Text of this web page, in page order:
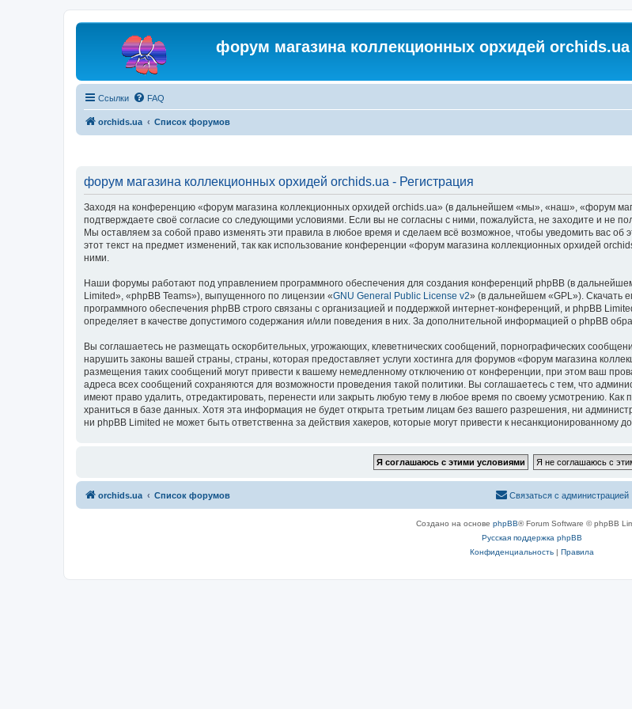
форум магазина коллекционных орхидей orchids.ua
Ссылки FAQ
orchids.ua Список форумов
форум магазина коллекционных орхидей orchids.ua - Регистрация
Заходя на конференцию «форум магазина коллекционных орхидей orchids.ua» (в дальнейшем «мы», «наш», «форум
подтверждаете своё согласие со следующими условиями. Если вы не согласны с ними, пожалуйста, не заходите и не
Мы оставляем за собой право изменять эти правила в любое время и сделаем всё возможное, чтобы уведомить вас
этот текст на предмет изменений, так как использование конференции «форум магазина коллекционных орхидей
ними.
Наши форумы работают под управлением программного обеспечения для создания конференций phpBB (в
Limited», «phpBB Teams»), выпущенного по лицензии «GNU General Public License v2» (в дальнейшем «GPL»). Скачать
программного обеспечения phpBB строго связаны с организацией и поддержкой интернет-конференций, и phpBB
определяет в качестве допустимого содержания и/или поведения в них. За дополнительной информацией о phpBB
Вы соглашаетесь не размещать оскорбительных, угрожающих, клеветнических сообщений, порнографических
нарушить законы вашей страны, страны, которая предоставляет услуги хостинга для форумов «форум магазина
размещения таких сообщений могут привести к вашему немедленному отключению от конференции, при этом ваш
адреса всех сообщений сохраняются для возможности проведения такой политики. Вы соглашаетесь с тем, что
имеют право удалить, отредактировать, перенести или закрыть любую тему в любое время по своему усмотрению.
храниться в базе данных. Хотя эта информация не будет открыта третьим лицам без вашего разрешения, ни
ни phpBB Limited не может быть ответственна за действия хакеров, которые могут привести к несанкционированному
orchids.ua Список форумов Связаться с администрацией
Создано на основе phpBB® Forum Software © phpBB
Русская поддержка phpBB
Конфиденциальность| Правила